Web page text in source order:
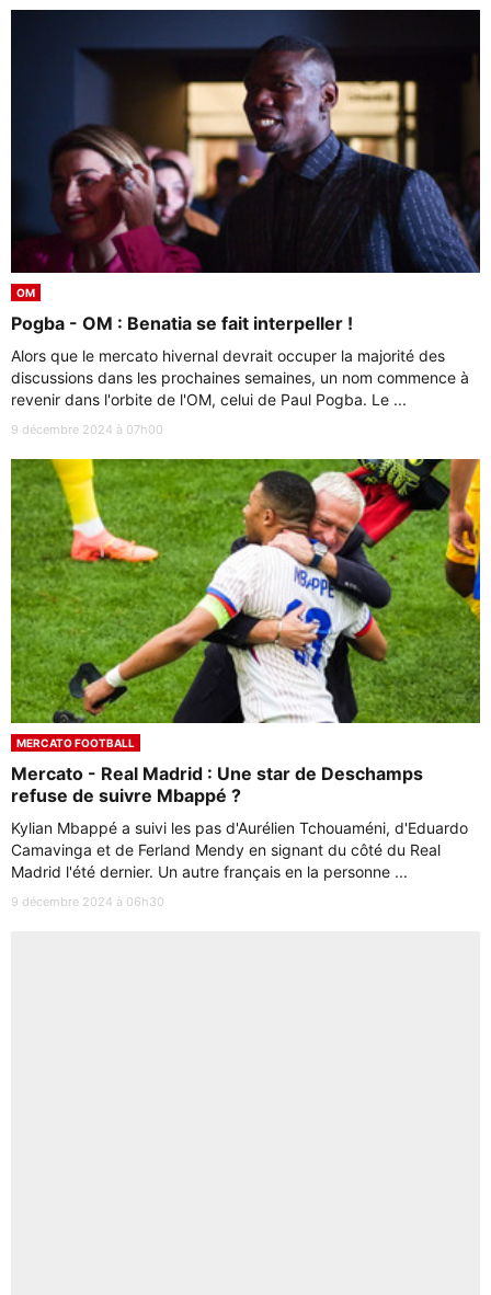
OM
Pogba - OM : Benatia se fait interpeller !
Alors que le mercato hivernal devrait occuper la majorité des
discussions dans les prochaines semaines, un nom commence à
revenir dans l'orbite de l'OM, celui de Paul Pogba. Le ...
9 décembre 2024 à 07h00
MERCATO FOOTBALL
Mercato - Real Madrid : Une star de Deschamps
refuse de suivre Mbappé ?
Kylian Mbappé a suivi les pas d'Aurélien Tchouaméni, d'Eduardo
Camavinga et de Ferland Mendy en signant du côté du Real
Madrid l'été dernier. Un autre français en la personne ...
9 décembre 2024 à 06h30